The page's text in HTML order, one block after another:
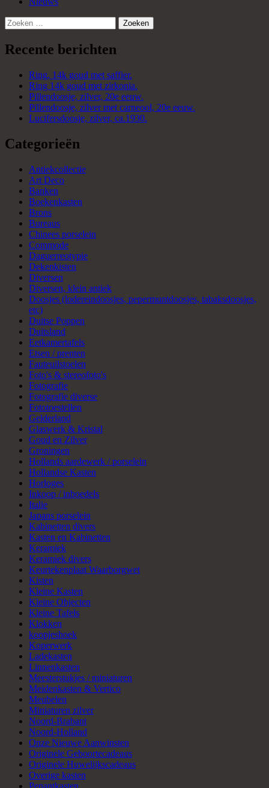
Zoeken
naar:
Recente berichten
Ring, 14k goud met saffier.
Ring 14k goud met zirkonia.
Pillendoosje, zilver, 20e eeuw.
Pillendoosje, zilver met carneool, 20e eeuw.
Lucifersdoosje, zilver, ca.1930.
Categorieën
Antiekcollectie
Art Deco
Banken
Boekenkasten
Brons
Bureaus
Chinees porselein
Commode
Daguerreotypie
Dekenkisten
Diversen
Diversen, klein antiek
Doosjes (lodereindoosjes, pepermuntdoosjes, tabaksdoosjes,
etc)
Duitse Poppen
Duitsland
Eetkamertafels
Etsen / prenten
Fauteuilstoelen
Foto's & stereofoto's
Fotografie
Fotografie diverse
Fototoestellen
Gelderland
Glaswerk & Kristal
Goud en Zilver
Groningen
Hollands aardewerk / porselein
Hollandse Kasten
Horloges
Inkoop / inboedels
Italie
Japans porselein
Kabinetten divers
Kasten en Kabinetten
Keramiek
Keramiek divers
Keurtekenplaat Waarborgwet
Kisten
Kleine Kasten
Kleine Objecten
Kleine Tafels
Klokken
koopjeshoek
Koperwerk
Ladekasten
Linnenkasten
Meesterstukjes / miniaturen
Meidenkasten & Vertico
Meubelen
Miniaturen zilver
Noord-Brabant
Noord-Holland
Onze Nieuwe Aanwinsten
Originele Geboortecadeaus
Originele Huwelijkscadeaus
Overige kasten
Penantkasten